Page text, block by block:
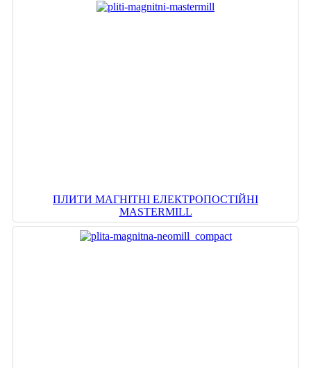
ПЛИТИ МАГНІТНІ ЕЛЕКТРОПОСТІЙНІ
MASTERMILL